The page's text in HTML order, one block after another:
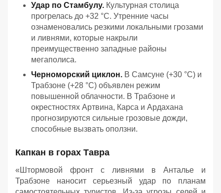
Удар по Стамбулу. Культурная столица
прогрелась до +32 °C. Утренние часы
ознаменовались резкими локальными грозами
и ливнями, которые накрыли
преимущественно западные районы
мегаполиса.
Черноморский циклон. В Самсуне (+30 °C) и
Трабзоне (+28 °C) объявлен режим
повышенной облачности. В Трабзоне и
окрестностях Артвина, Карса и Ардахана
прогнозируются сильные грозовые дожди,
способные вызвать оползни.
Капкан в горах Тавра
«Штормовой фронт с ливнями в Анталье и
Трабзоне наносит серьезный удар по планам